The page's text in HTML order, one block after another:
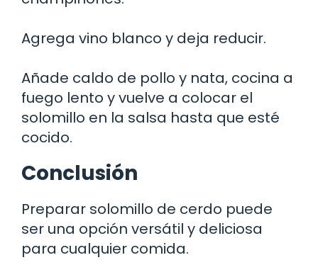
Agrega vino blanco y deja reducir.
Añade caldo de pollo y nata, cocina a
fuego lento y vuelve a colocar el
solomillo en la salsa hasta que esté
cocido.
Conclusión
Preparar solomillo de cerdo puede
ser una opción versátil y deliciosa
para cualquier comida.